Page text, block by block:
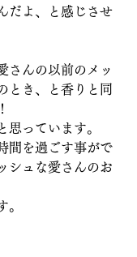
だよ、と感じさせ
さんの以前のメッ
とき、と香りと同
思っています。
間を過ごす事がで
シュな愛さんのお
。